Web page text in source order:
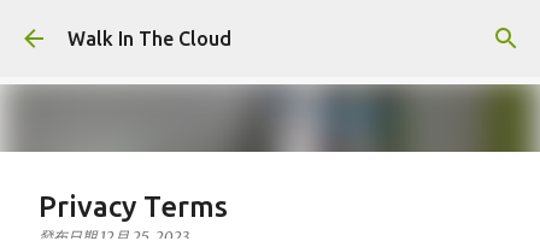
跳到主要內容
Walk In The Cloud
Privacy Terms
發布日期12月 25, 2023